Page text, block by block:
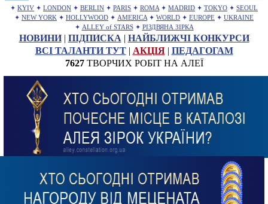
✦ KYIV ✦ LONDON ✦ BERLIN ✦ PARIS ✦ ROMA ✦ MADRID ✦ TOKYO ✦ SEOUL
✦ NEW YORK ✦ HOLLYWOOD ✦ AMERICA ✦ WORLD ✦ EUROPE ✦ UKRAINE
✦ ALLEY of STARS ✦ РІЗДВЯНА ЗІРКА
НОВИНИ| ПІДПИСКА | НАЙБЛИЖЧІ КОНКУРСИ
ВСІ ТАЛАНТИ ТУТ| АКЦІЯ| ПЕДАГОГАМ
7627ТВОРЧИХ РОБІТ НА АЛЕЇ